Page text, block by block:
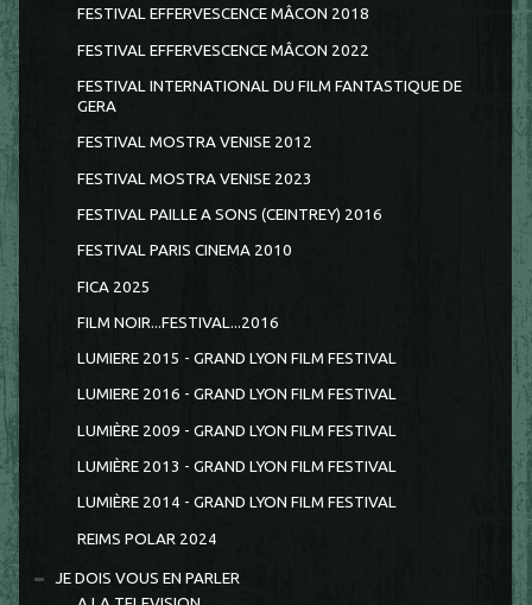
FESTIVAL EFFERVESCENCE MÂCON 2018
FESTIVAL EFFERVESCENCE MÂCON 2022
FESTIVAL INTERNATIONAL DU FILM FANTASTIQUE DE
GERA
FESTIVAL MOSTRA VENISE 2012
FESTIVAL MOSTRA VENISE 2023
FESTIVAL PAILLE A SONS (CEINTREY) 2016
FESTIVAL PARIS CINEMA 2010
FICA 2025
FILM NOIR...FESTIVAL...2016
LUMIERE 2015 - GRAND LYON FILM FESTIVAL
LUMIERE 2016 - GRAND LYON FILM FESTIVAL
LUMIÈRE 2009 - GRAND LYON FILM FESTIVAL
LUMIÈRE 2013 - GRAND LYON FILM FESTIVAL
LUMIÈRE 2014 - GRAND LYON FILM FESTIVAL
REIMS POLAR 2024
JE DOIS VOUS EN PARLER